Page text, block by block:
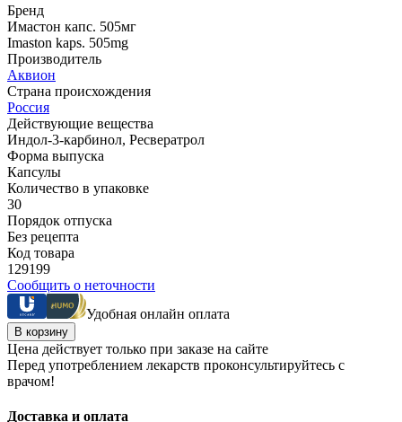
Бренд
Имастон капс. 505мг
Imaston kaps. 505mg
Производитель
Аквион
Страна происхождения
Россия
Действующие вещества
Индол-3-карбинол, Ресвератрол
Форма выпуска
Капсулы
Количество в упаковке
30
Порядок отпуска
Без рецепта
Код товара
129199
Сообщить о неточности
Удобная онлайн оплата
В корзину
Цена действует только при заказе на сайте
Перед употреблением лекарств проконсультируйтесь с
врачом!
Доставка и оплата